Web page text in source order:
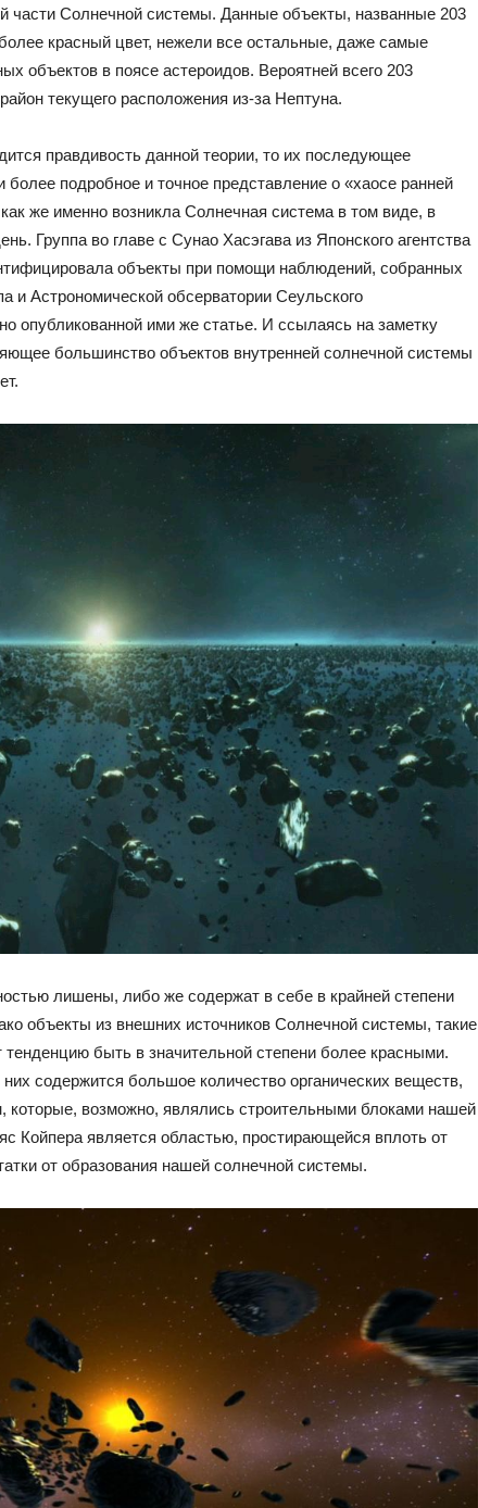
части Солнечной системы. Данные объекты, названные 203
красный цвет, нежели все остальные, даже самые
объектов в поясе астероидов. Вероятней всего 203
текущего расположения из-за Нептуна.
правдивость данной теории, то их последующее
подробное и точное представление о «хаосе ранней
же именно возникла Солнечная система в том виде, в
Группа во главе с Сунао Хасэгава из Японского агентства
объекты при помощи наблюдений, собранных
и Астрономической обсерватории Сеульского
опубликованной ими же статье. И ссылаясь на заметку
большинство объектов внутренней солнечной системы
лишены, либо же содержат в себе в крайней степени
объекты из внешних источников Солнечной системы, такие
тенденцию быть в значительной степени более красными.
содержится большое количество органических веществ,
которые, возможно, являлись строительными блоками нашей
Койпера является областью, простирающейся вплоть от
от образования нашей солнечной системы.